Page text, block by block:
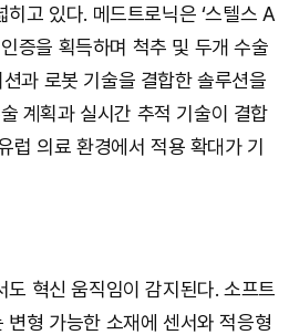
고 있다. 메드트로닉은 ‘스텔스 A
증을 획득하며 척추 및 두개 수술
과 로봇 기술을 결합한 솔루션을
계획과 실시간 추적 기술이 결합
럽 의료 환경에서 적용 확대가 기
혁신 움직임이 감지된다. 소프트
변형 가능한 소재에 센서와 적응형